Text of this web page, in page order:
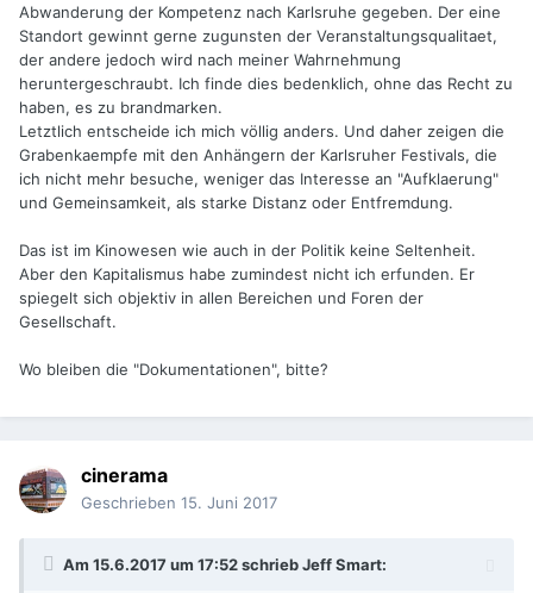
Abwanderung der Kompetenz nach Karlsruhe gegeben. Der eine
Standort gewinnt gerne zugunsten der Veranstaltungsqualitaet,
der andere jedoch wird nach meiner Wahrnehmung
heruntergeschraubt. Ich finde dies bedenklich, ohne das Recht zu
haben, es zu brandmarken.
Letztlich entscheide ich mich völlig anders. Und daher zeigen die
Grabenkaempfe mit den Anhängern der Karlsruher Festivals, die
ich nicht mehr besuche, weniger das Interesse an "Aufklaerung"
und Gemeinsamkeit, als starke Distanz oder Entfremdung.
Das ist im Kinowesen wie auch in der Politik keine Seltenheit.
Aber den Kapitalismus habe zumindest nicht ich erfunden. Er
spiegelt sich objektiv in allen Bereichen und Foren der
Gesellschaft.
Wo bleiben die "Dokumentationen", bitte?
cinerama
Geschrieben 15. Juni 2017
Am 15.6.2017 um 17:52 schriebJeff Smart: